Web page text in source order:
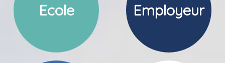
Ecole Employeur